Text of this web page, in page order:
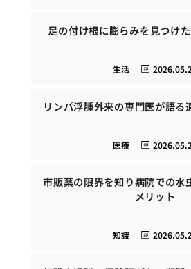
足の付け根に膨らみを見つけ
生活
リンパ浮腫外来の専門医が語る
医療
市販薬の限界を知り病院での水
メリット
知識